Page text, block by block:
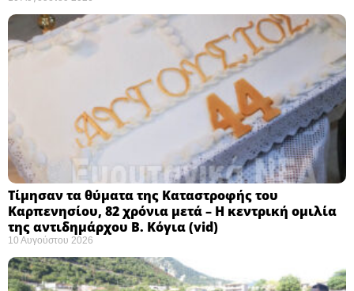
Τίμησαν τα θύματα της Καταστροφής του
Καρπενησίου, 82 χρόνια μετά – Η κεντρική ομιλία
της αντιδημάρχου Β. Κόγια (vid)
10 Αυγούστου 2026